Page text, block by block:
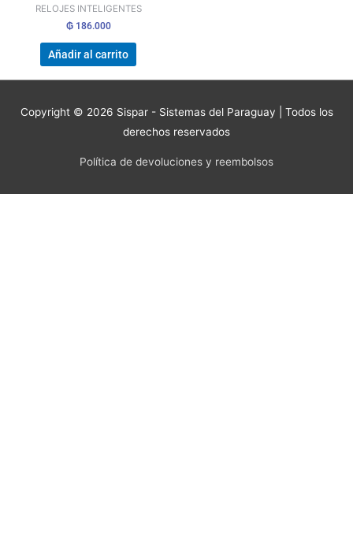
RELOJES INTELIGENTES
₲186.000
Añadir al carrito
Copyright © 2026 Sispar - Sistemas del Paraguay | Todos los
derechos reservados
Política de devoluciones y reembolsos